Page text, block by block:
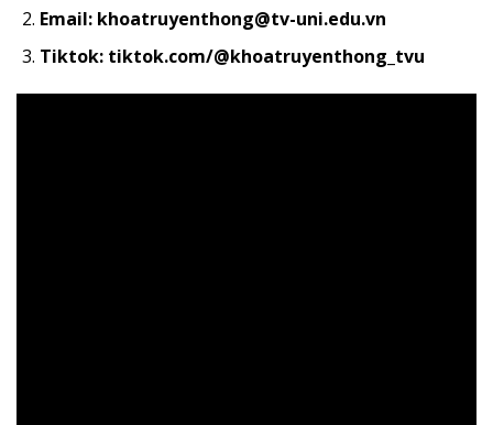
Email: khoatruyenthong@tv-uni.edu.vn
Tiktok: tiktok.com/@khoatruyenthong_tvu